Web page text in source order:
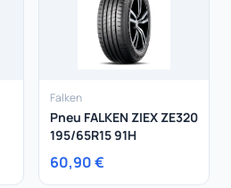
Falken
Pneu FALKEN ZIEX ZE320
195/65R15 91H
60,90 €